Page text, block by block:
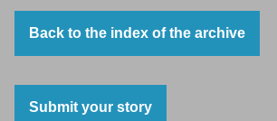
Back to the index of the archive
Submit your story